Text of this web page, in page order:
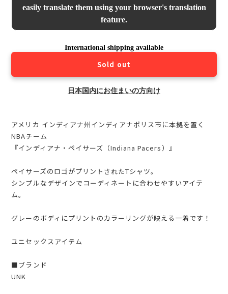
easily translate them using your browser's translation
feature.
International shipping available
Sold out
日本国内にお住まいの方向け
アメリカ インディアナ州インディアナポリス市に本拠を置く
NBAチーム
『インディアナ・ペイサーズ（Indiana Pacers）』
ペイサーズのロゴがプリントされたTシャツ。
シンプルなデザインでコーディネートに合わせやすいアイテ
ム。
グレーのボディにプリントのカラーリングが映える一着です！
ユニセックスアイテム
■ブランド
UNK